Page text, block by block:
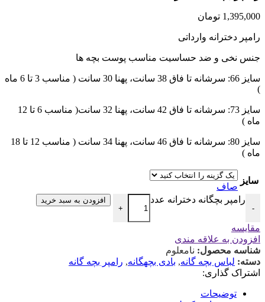
1,395,000 تومان
رامپر دخترانه وارداتی
جنس نخی و ضد حساسیت مناسب پوست بچه ها
سایز 66: سرشانه تا فاق 38 سانت، پهنا 30 سانت ( مناسب 3 تا 6 ماه
)
سایز 73: سرشانه تا فاق 42 سانت، پهنا 32 سانت( مناسب 6 تا 12
ماه )
سایز 80: سرشانه تا فاق 46 سانت، پهنا 34 سانت ( مناسب 12 تا 18
ماه )
سایز
صاف
-
رامپر بچگانه دخترانه عدد
+
افزودن به سبد خرید
مقایسه
افزودن به علاقه مندی
شناسه محصول: نامعلوم
دسته: لباس بچه گانه, بادی بچهگانه, رامپر بچه گانه
اشتراک گذاری:
توضیحات